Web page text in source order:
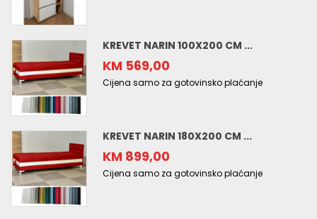
KREVET NARIN 100X200 CM ...
KM 569,00
Cijena samo za gotovinsko plaćanje
KREVET NARIN 180X200 CM ...
KM 899,00
Cijena samo za gotovinsko plaćanje